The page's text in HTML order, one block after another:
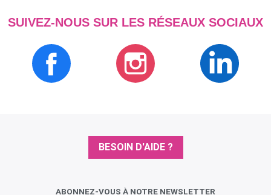
SUIVEZ-NOUS SUR LES RÉSEAUX SOCIAUX
BESOIN D'AIDE ?
ABONNEZ-VOUS À NOTRE NEWSLETTER